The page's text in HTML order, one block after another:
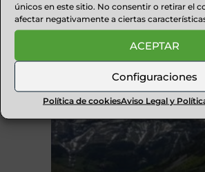
únicos en este sitio. No consentir o retirar el
afectar negativamente a ciertas
ACEPTAR
Configuraciones
Política de cookiesAviso Legal y
HOTEL RURAL CASA